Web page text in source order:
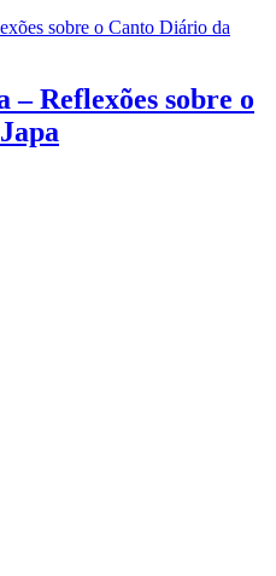
– Reflexões sobre o